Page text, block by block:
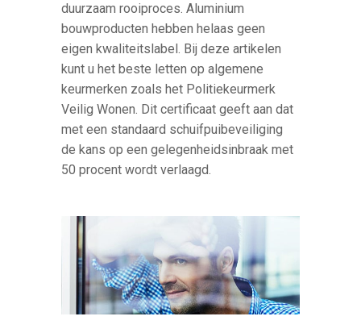
duurzaam rooiproces. Aluminium
bouwproducten hebben helaas geen
eigen kwaliteitslabel. Bij deze artikelen
kunt u het beste letten op algemene
keurmerken zoals het Politiekeurmerk
Veilig Wonen. Dit certificaat geeft aan dat
met een standaard schuifpuibeveiliging
de kans op een gelegenheidsinbraak met
50 procent wordt verlaagd.